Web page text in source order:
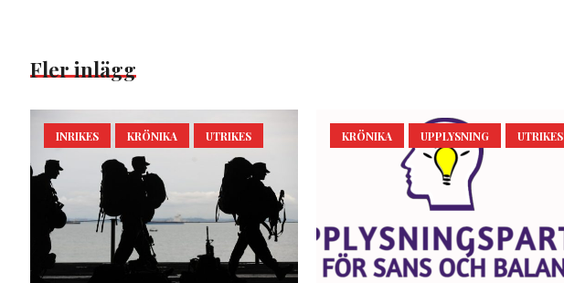
Fler inlägg
INRIKES KRÖNIKA UTRIKES KRÖNIKA UPPLYSNING UTRIKES